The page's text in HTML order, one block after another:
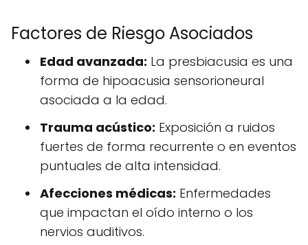
Factores de Riesgo Asociados
Edad avanzada: La presbiacusia es una
forma de hipoacusia sensorioneural
asociada a la edad.
Trauma acústico: Exposición a ruidos
fuertes de forma recurrente o en eventos
puntuales de alta intensidad.
Afecciones médicas: Enfermedades
que impactan el oído interno o los
nervios auditivos.